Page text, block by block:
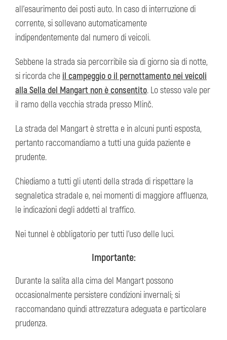
all’esaurimento dei posti auto. In caso di interruzione di
corrente, si sollevano automaticamente
indipendentemente dal numero di veicoli.
Sebbene la strada sia percorribile sia di giorno sia di notte,
si ricorda che il campeggio o il pernottamento nei veicoli
alla Sella del Mangart non è consentito. Lo stesso vale per
il ramo della vecchia strada presso Mlinč.
La strada del Mangart è stretta e in alcuni punti esposta,
pertanto raccomandiamo a tutti una guida paziente e
prudente.
Chiediamo a tutti gli utenti della strada di rispettare la
segnaletica stradale e, nei momenti di maggiore affluenza,
le indicazioni degli addetti al traffico.
Nei tunnel è obbligatorio per tutti l’uso delle luci.
Importante:
Durante la salita alla cima del Mangart possono
occasionalmente persistere condizioni invernali; si
raccomandano quindi attrezzatura adeguata e particolare
prudenza.